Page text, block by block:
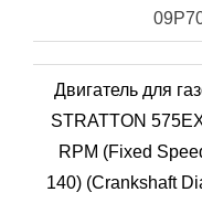
Двигатель для
STRATTON
RPM (Fixed
140) (Crankshaft